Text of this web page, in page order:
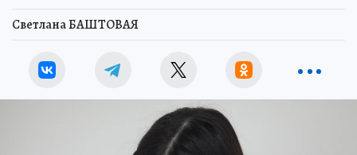
Светлана БАШТОВАЯ